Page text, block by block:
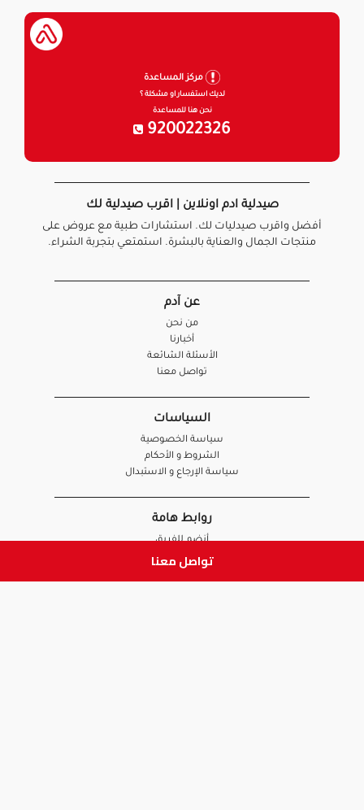
تواصل معنا
مركز المساعدة
لديك استفسار او مشكلة ؟
نحن هنا للمساعدة
920022326
صيدلية ادم اونلاين | اقرب صيدلية لك
أفضل واقرب صيدليات لك. استشارات طبية مع عروض على
منتجات الجمال والعناية بالبشرة. استمتعي بتجربة الشراء.
عن آدم
من نحن
أخبارنا
الأسئلة الشائعة
تواصل معنا
السياسات
سياسة الخصوصية
الشروط و الأحكام
سياسة الإرجاع و الاستبدال
روابط هامة
أنضم للفريق
نصائح آدم